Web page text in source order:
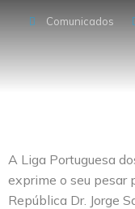
Comunicados
A Liga Portuguesa
exprime o seu pesar
República Dr. Jorge